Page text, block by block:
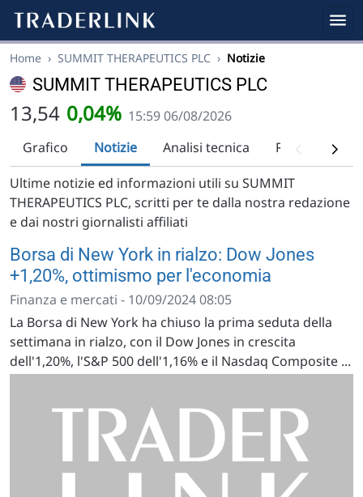
Home › SUMMIT THERAPEUTICS PLC › Notizie
SUMMIT THERAPEUTICS PLC
13,54 0,04% 15:59 06/08/2026
Grafico
Notizie Analisi tecnica
Ultime notizie ed informazioni utili su SUMMIT
THERAPEUTICS PLC, scritti per te dalla nostra redazione
e dai nostri giornalisti affiliati
Borsa di New York in rialzo: Dow Jones
+1,20%, ottimismo per l'economia
Finanza e mercati - 10/09/2024 08:05
La Borsa di New York ha chiuso la prima seduta della
settimana in rialzo, con il Dow Jones in crescita
dell'1,20%, l'S&P 500 dell'1,16% e il Nasdaq Composite ...